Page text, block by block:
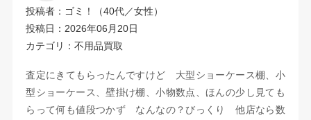
投稿者：ゴミ！（40代／女性）
投稿日：2026年06月20日
カテゴリ：不用品買取
査定にきてもらったんですけど 大型ショーケース棚、小
型ショーケース、壁掛け棚、小物数点、ほんの少し見ても
らって何も値段つかず なんなの？びっくり 他店なら数